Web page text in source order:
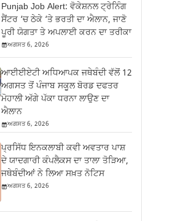
Punjab Job Alert: ਵੋਕੇਸ਼ਨਲ ਟ੍ਰੇਨਿੰਗ
ਸੈਂਟਰ ‘ਚ ਠੇਕੇ ‘ਤੇ ਭਰਤੀ ਦਾ ਐਲਾਨ, ਜਾਣੋ
ਪੂਰੀ ਯੋਗਤਾ ਤੇ ਅਪਲਾਈ ਕਰਨ ਦਾ ਤਰੀਕਾ
ਅਗਸਤ 6, 2026
ਆਈਈਏਟੀ ਅਧਿਆਪਕ ਜਥੇਬੰਦੀ ਵੱਲੋਂ 12
ਅਗਸਤ ਤੋਂ ਪੰਜਾਬ ਸਕੂਲ ਬੋਰਡ ਦਫਤਰ
ਮੋਹਾਲੀ ਅੱਗੇ ਪੱਕਾ ਧਰਨਾ ਲਾਉਣ ਦਾ
ਐਲਾਨ
ਅਗਸਤ 6, 2026
ਪ੍ਰਸਿੱਧ ਇਨਕਲਾਬੀ ਕਵੀ ਅਵਤਾਰ ਪਾਸ਼
ਦੇ ਯਾਦਗਾਰੀ ਕੰਪਲੈਕਸ ਦਾ ਤਾਲਾ ਤੋੜਿਆ,
ਜਥੇਬੰਦੀਆਂ ਨੇ ਲਿਆ ਸਖ਼ਤ ਨੋਟਿਸ
ਅਗਸਤ 6, 2026